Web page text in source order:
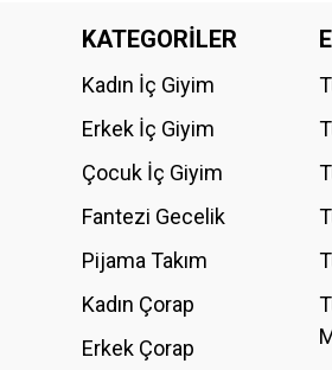
Bu ürüne ilk yorumu siz yapın!
KATEGORİLER
Kadın İç Giyim
Erkek İç Giyim
Çocuk İç Giyim
Fantezi Gecelik
Pijama Takım
Kadın Çorap
Erkek Çorap